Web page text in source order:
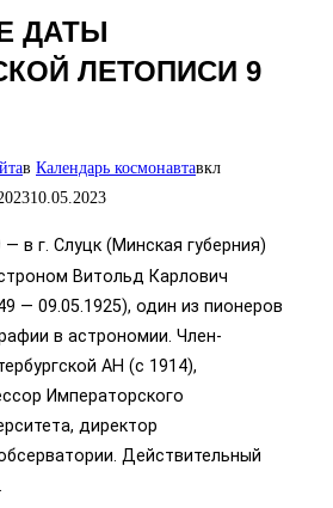
ДАТЫ
ЛЕТОПИСИ 9
в Календарь космонавтавкл
10.05.2023
— в г. Слуцк (Минская губерния)
Витольд Карлович
— 09.05.1925), один из пионеров
в астрономии. Член-
АН (с 1914),
Императорского
директор
Действительный